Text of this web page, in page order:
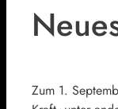
Zum 1.